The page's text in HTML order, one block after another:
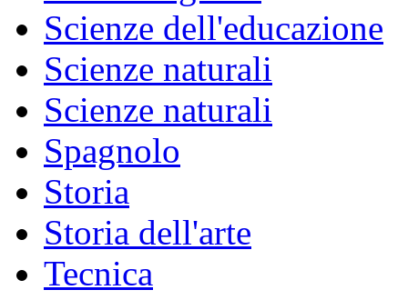
Scienze dell'educazione
Scienze naturali
Scienze naturali
Spagnolo
Storia
Storia dell'arte
Tecnica